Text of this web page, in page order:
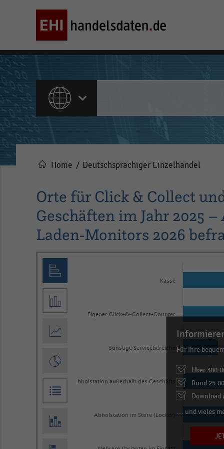
ALLE INHALTE
Pfadnavigation
Home Deutschsprachiger Einzelhandel
Orte für Click & Collect
Geschäften im Jahr 2025
Laden-Monitors 2026
X
Kasse
Eigener Click-&-Collect-Counter
Sonstige Servicebereiche
Abholstation außerhalb des Geschäfts
Abholstation im Store (Locker)
Für Ihre
Über
Rund
Download
… und vieles